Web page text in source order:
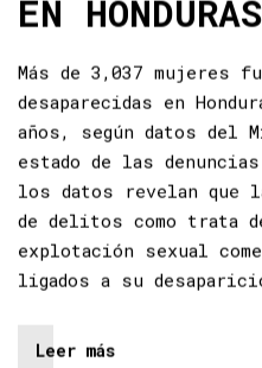
EN HONDURAS
Más de 3,037 mujeres
desaparecidas en
años, según datos del
estado de las
los datos revelan que
de delitos como trata
explotación sexual
ligados a su
Leer más